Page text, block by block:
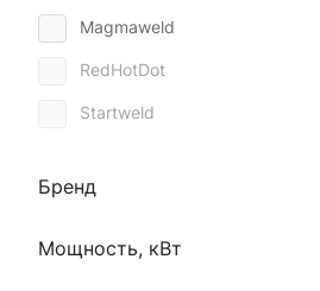
Magmaweld
RedHotDot
Startweld
Huter
Ресанта
Бренд
Мощность, кВт